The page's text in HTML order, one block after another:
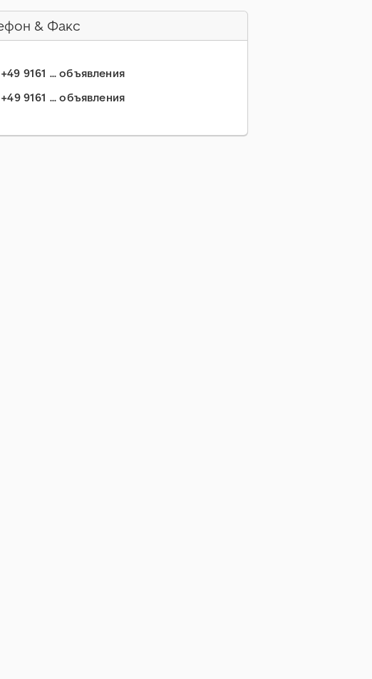
& Факс
+49 9161 ... объявления
+49 9161 ... объявления